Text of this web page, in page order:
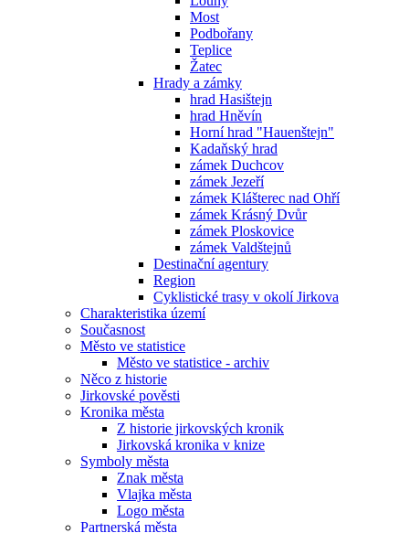
Most
Podbořany
Teplice
Žatec
Hrady a zámky
hrad Hasištejn
hrad Hněvín
Horní hrad "Hauenštejn"
Kadaňský hrad
zámek Duchcov
zámek Jezeří
zámek Klášterec nad Ohří
zámek Krásný Dvůr
zámek Ploskovice
zámek Valdštejnů
Destinační agentury
Region
Cyklistické trasy v okolí Jirkova
Charakteristika území
Současnost
Město ve statistice
Město ve statistice - archiv
Něco z historie
Jirkovské pověsti
Kronika města
Z historie jirkovských kronik
Jirkovská kronika v knize
Symboly města
Znak města
Vlajka města
Logo města
Partnerská města